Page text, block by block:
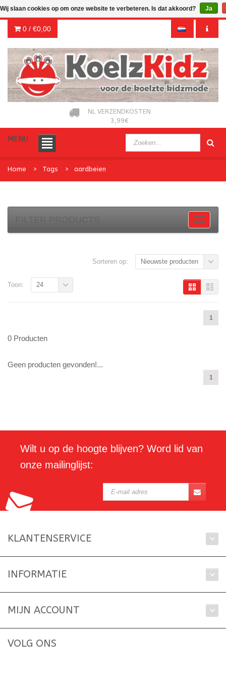
0 / €0,00
NL VERZENDKOSTEN
3,99€
MENU
Home Tags aardbeien
Sorteren op: Nieuwste producten
1
Toon: 24
0 Producten
Geen producten gevonden!...
1
Wilt u op de hoogte blijven? Word lid van
onze mailinglijst:
KLANTENSERVICE
INFORMATIE
MIJN ACCOUNT
VOLG ONS
Wij slaan cookies op om onze website te verbeteren. Is dat akkoord? Ja